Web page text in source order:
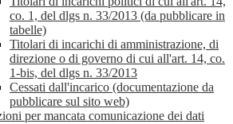
co. 1, del dlgs n. 33/2013 (da pubblicare in
tabelle)
Titolari di incarichi di amministrazione, di
direzione o di governo di cui all'art. 14, co.
1-bis, del dlgs n. 33/2013
Cessati dall'incarico (documentazione da
pubblicare sul sito web)
per mancata comunicazione dei dati